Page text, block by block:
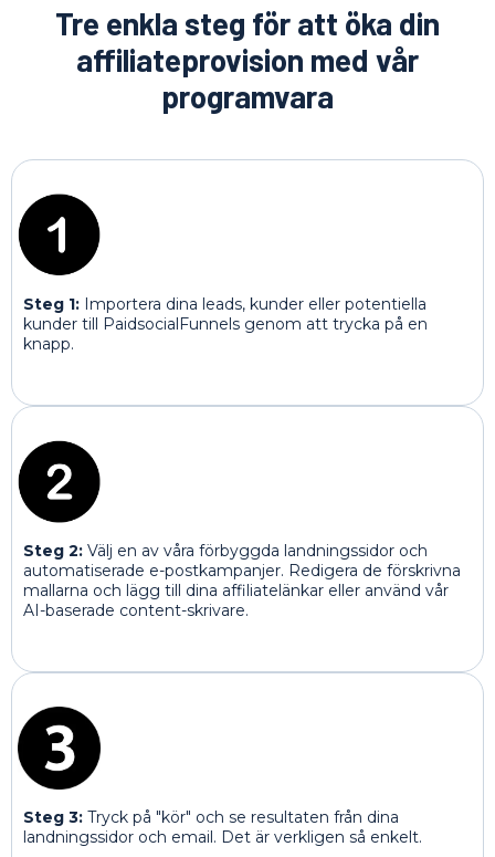
Tre enkla steg för att öka din
affiliateprovision med vår
programvara
Steg 1: Importera dina leads, kunder eller potentiella
kunder till PaidsocialFunnels genom att trycka på en
knapp.
Steg 2: Välj en av våra förbyggda landningssidor och
automatiserade e-postkampanjer. Redigera de förskrivna
mallarna och lägg till dina affiliatelänkar eller använd vår
AI-baserade content-skrivare.
Steg 3: Tryck på "kör" och se resultaten från dina
landningssidor och email. Det är verkligen så enkelt.